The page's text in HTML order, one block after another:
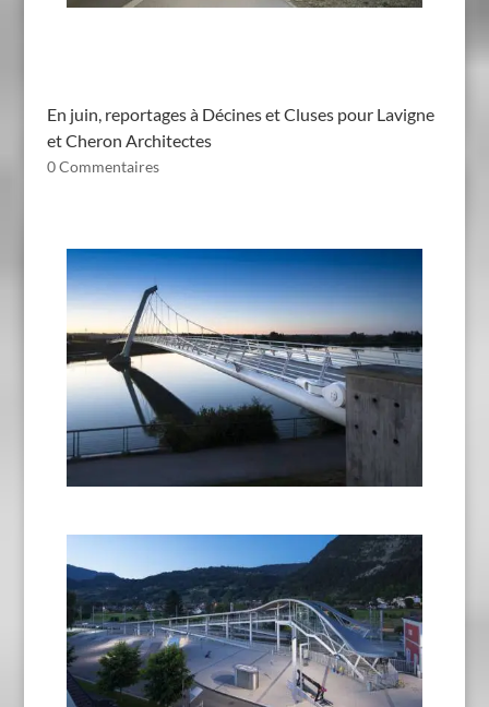
En juin, reportages à Décines et Cluses pour Lavigne
et Cheron Architectes
0 Commentaires